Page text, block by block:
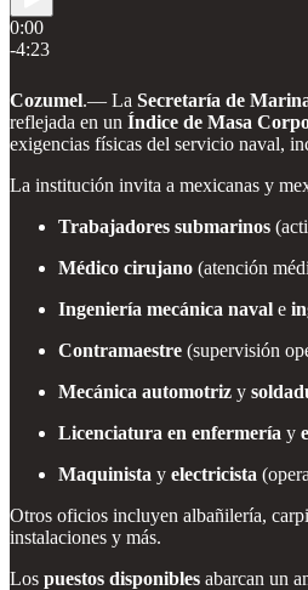
0:00
-4:23
Cozumel.— La Secretaría de
reflejada en un Índice de Masa
exigencias físicas del servicio naval,
La institución invita a mexicanas y
Trabajadores submarinos
Médico cirujano (atención
Ingeniería mecánica naval e
Contramaestre (supervisión
Mecánica automotriz y
Licenciatura en enfermería y
Maquinista y electricista
Otros oficios incluyen albañilería,
instalaciones y más.
Los puestos disponibles abarcan un